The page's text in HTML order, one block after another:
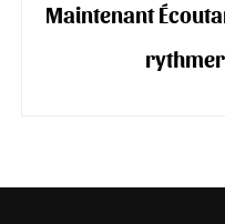
Maintenant